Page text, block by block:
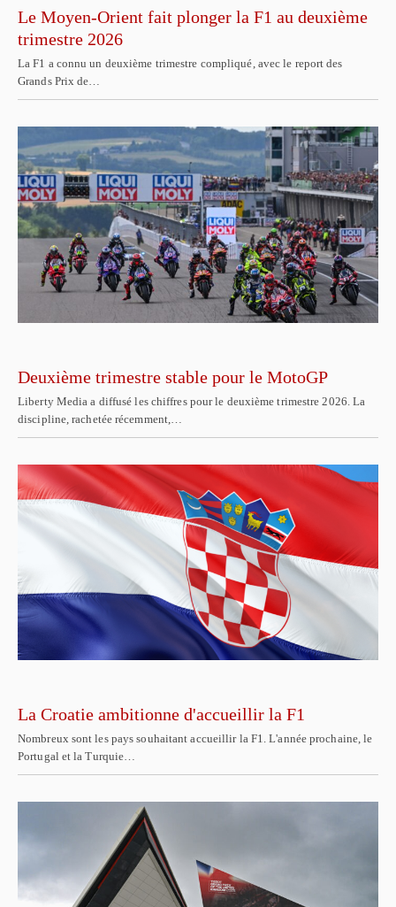
Le Moyen-Orient fait plonger la F1 au deuxième
trimestre 2026
La F1 a connu un deuxième trimestre compliqué, avec le report des
Grands Prix de…
Deuxième trimestre stable pour le MotoGP
Liberty Media a diffusé les chiffres pour le deuxième trimestre 2026. La
discipline, rachetée récemment,…
La Croatie ambitionne d'accueillir la F1
Nombreux sont les pays souhaitant accueillir la F1. L'année prochaine, le
Portugal et la Turquie…